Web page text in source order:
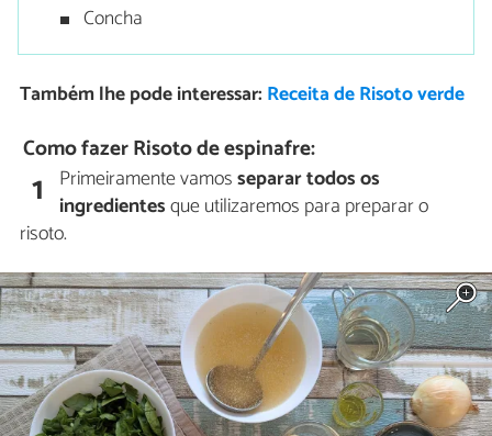
Concha
Também lhe pode interessar: Receita de Risoto verde
Como fazer Risoto de espinafre:
1 Primeiramente vamosseparar todos os
ingredientesque utilizaremos para preparar o
risoto.